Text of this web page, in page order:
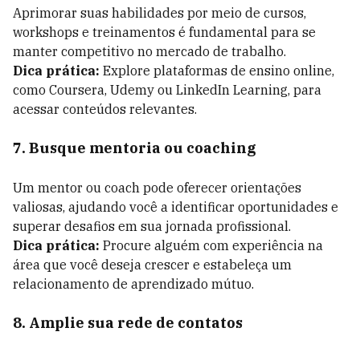
Aprimorar suas habilidades por meio de cursos,
workshops e treinamentos é fundamental para se
manter competitivo no mercado de trabalho.
Dica prática: Explore plataformas de ensino online,
como Coursera, Udemy ou LinkedIn Learning, para
acessar conteúdos relevantes.
7. Busque mentoria ou coaching
Um mentor ou coach pode oferecer orientações
valiosas, ajudando você a identificar oportunidades e
superar desafios em sua jornada profissional.
Dica prática: Procure alguém com experiência na
área que você deseja crescer e estabeleça um
relacionamento de aprendizado mútuo.
8. Amplie sua rede de contatos